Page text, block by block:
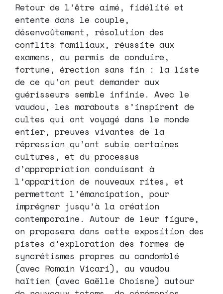
Retour de l’être aimé, fidélité et
entente dans le couple,
désenvoûtement, résolution des
conflits familiaux, réussite aux
examens, au permis de conduire,
fortune, érection sans fin : la liste
de ce qu’on peut demander aux
guérisseurs semble infinie. Avec le
vaudou, les marabouts s’inspirent de
cultes qui ont voyagé dans le monde
entier, preuves vivantes de la
répression qu’ont subie certaines
cultures, et du processus
d’appropriation conduisant à
l’apparition de nouveaux rites, et
permettant l’émancipation, pour
imprégner jusqu’à la création
contemporaine. Autour de leur figure,
on proposera dans cette exposition des
pistes d’exploration des formes de
syncrétismes propres au candomblé
(avec Romain Vicari), au vaudou
haïtien (avec Gaëlle Choisne) autour